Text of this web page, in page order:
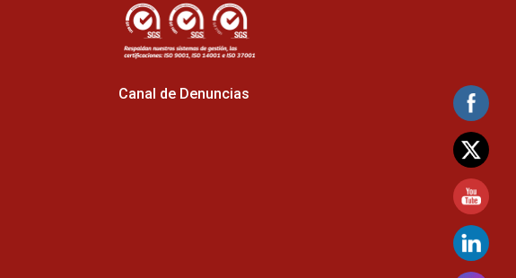
Canal de Denuncias